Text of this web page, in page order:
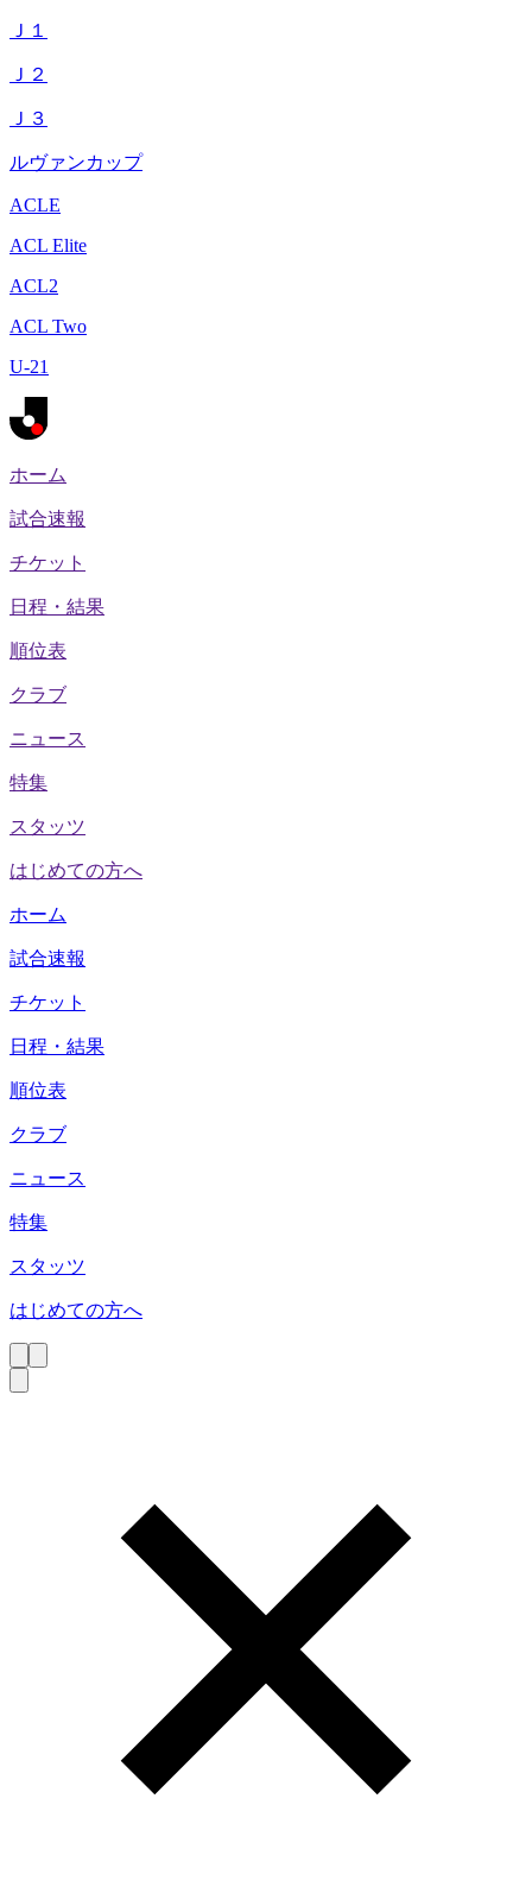
Ｊ１
Ｊ２
Ｊ３
ルヴァンカップ
ACLE
ACL Elite
ACL2
ACL Two
U-21
ホーム
試合速報
チケット
日程・結果
順位表
クラブ
ニュース
特集
スタッツ
はじめての方へ
ホーム
試合速報
チケット
日程・結果
順位表
クラブ
ニュース
特集
スタッツ
はじめての方へ